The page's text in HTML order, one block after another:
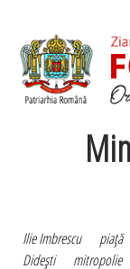
Ilie Imbrescu piaţă
Dideşti
mitropolie